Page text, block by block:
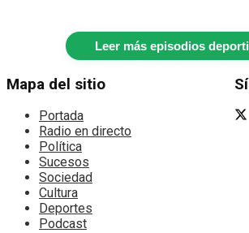
Leer más episodios
Mapa del sitio
Portada
Radio en directo
Política
Sucesos
Sociedad
Cultura
Deportes
Podcast